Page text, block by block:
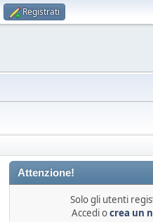
Registrati
Attenzione!
Solo gli utenti
Accedi ocrea un